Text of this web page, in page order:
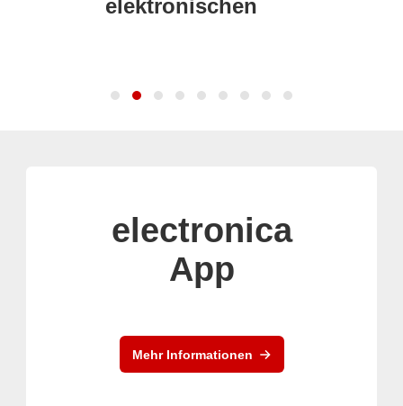
elektronischen
electronica
App
Mehr Informationen